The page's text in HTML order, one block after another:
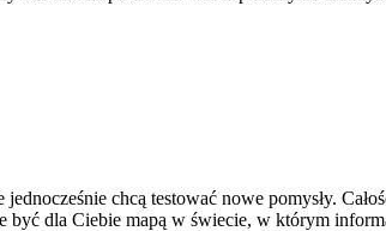
chcą testować nowe pomysły.
być dla Ciebie mapą w świecie, w którym